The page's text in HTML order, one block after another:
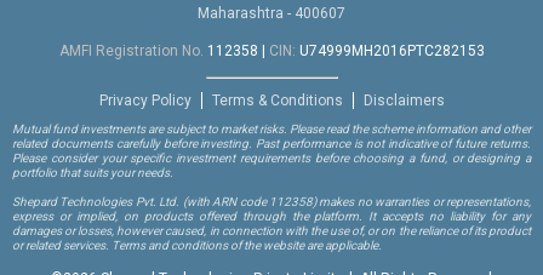
Maharashtra - 400607
AMFI Registration No. 112358 CIN: U74999MH2016PTC282153
Privacy Policy Terms & Conditions Disclaimers
Mutual fund investments are subject to market risks. Please read the scheme information and other
related documents carefully before investing. Past performance is not indicative of future returns.
Please consider your specific investment requirements before choosing a fund, or designing a
portfolio that suits your needs.
Shepard Technologies Pvt. Ltd. (with ARN code 112358)makes no warranties or representations,
express or implied, on products offered through the platform. It accepts no liability for any
damages or losses, however caused, in connection with the use of, or on the reliance of its product
or related services. Terms and conditions of the website are applicable.